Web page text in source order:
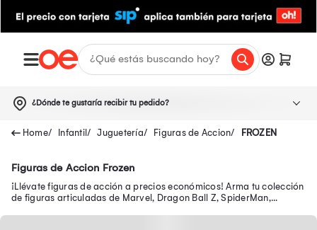
¿Dónde te gustaría recibir tu pedido?
Infantil Juguetería Figuras de Accion FROZEN
Figuras de Accion Frozen
¡Llévate figuras de acción a precios económicos! Arma tu colección
de figuras articuladas de Marvel, Dragon Ball Z, SpiderMan,